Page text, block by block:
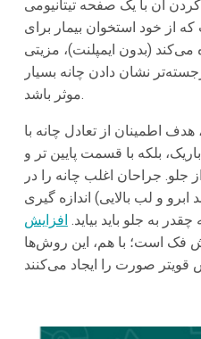
آن با یک صفحه تیتانیومی
از خود استخوان بیمار برای
می‌کند (بدون ایمپلنت)، مزیتی
نشان دادن چانه بسیار
موثر باشد.
هدف اطمینان از تعادل چانه با
بلکه با قسمت پایین تر و
جراحان اغلب چانه را در
ابرو و لب بالایی) اندازه گیری
به جلو باید بیاید. افزایش
فک است؛ با هم، این روش‌ها